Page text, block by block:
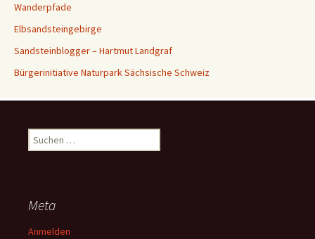
Wanderpfade
Elbsandsteingebirge
Sandsteinblogger – Hartmut Landgraf
Bürgerinitiative Naturpark Sächsische Schweiz
Suchen
nach:
Meta
Anmelden